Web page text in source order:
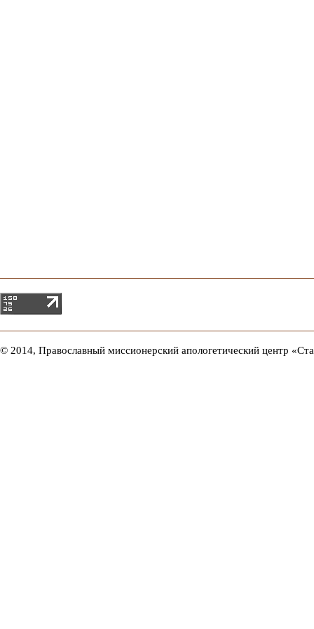
© 2014, Православный миссионерский апологетический центр